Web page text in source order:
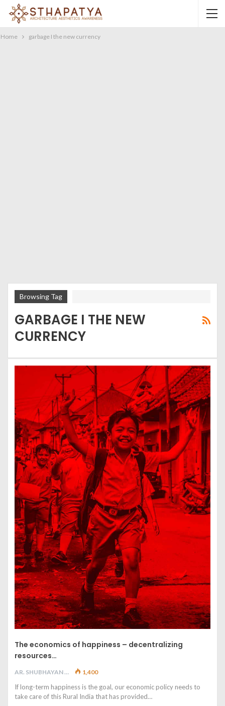
Home garbage I the new currency
Browsing Tag
GARBAGE I THE NEW
CURRENCY
The economics of happiness – decentralizing
resources…
AR. SHUBHAYAN M 1,400
If long-term happiness is the goal, our economic policy needs to
take care of this Rural India that has provided…